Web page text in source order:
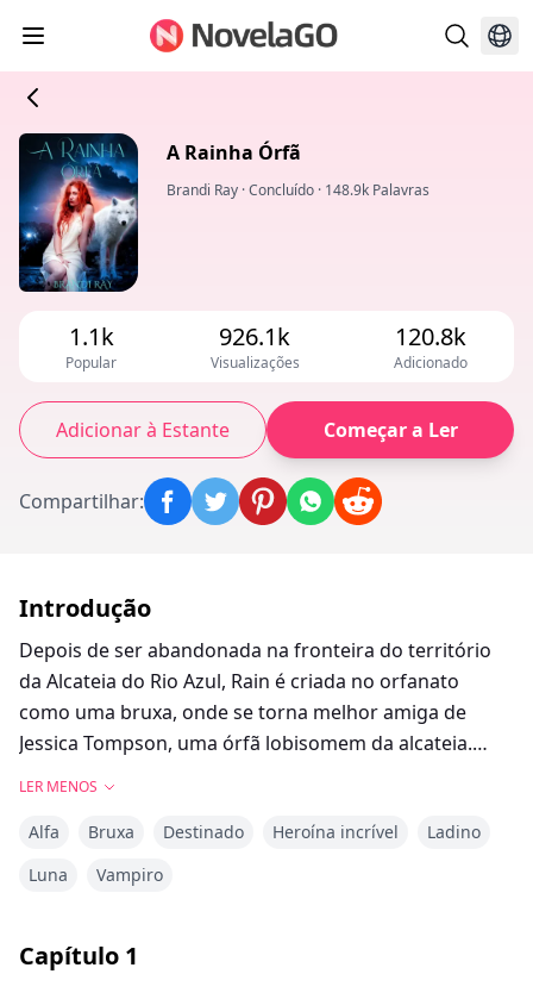
A Rainha Órfã
Brandi Ray ·Concluído · 148.9k Palavras
1.1k
Popular
926.1k
Visualizações
120.8k
Adicionado
Adicionar à Estante Começar a Ler
Compartilhar:
Introdução
Depois de ser abandonada na fronteira do território
da Alcateia do Rio Azul, Rain é criada no orfanato
como uma bruxa, onde se torna melhor amiga de
Jessica Tompson, uma órfã lobisomem da alcateia.
Rain de um destino horrível. Mas antes que possam
partir, Odett, uma filhote de cinco anos, entra em suas
de partirem, elas encontram perigo na floresta
LER MENOS
Alfa Bruxa Destinado Heroína incrível
Ladino
Luna
Vampiro
Capítulo 1